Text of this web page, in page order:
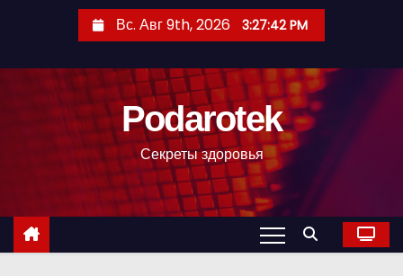
с
Вс. Авг 9th, 2026 3:27:43 PM
Podarotek
Секреты здоровья